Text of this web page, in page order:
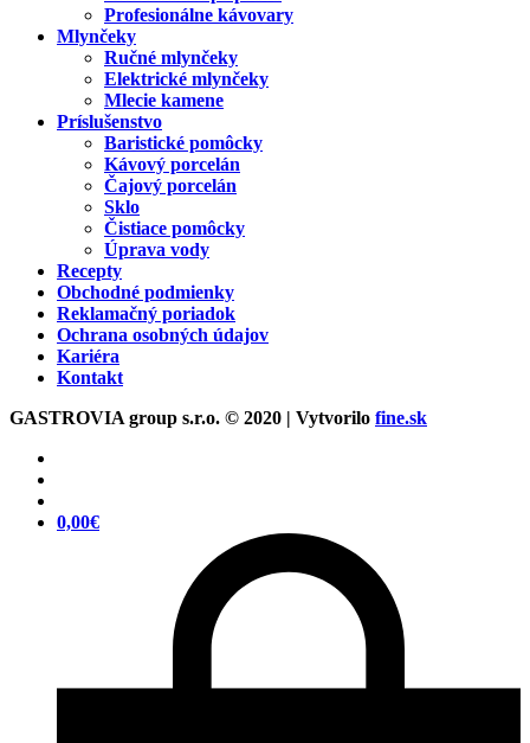
Profesionálne kávovary
Mlynčeky
Ručné mlynčeky
Elektrické mlynčeky
Mlecie kamene
Príslušenstvo
Baristické pomôcky
Kávový porcelán
Čajový porcelán
Sklo
Čistiace pomôcky
Úprava vody
Recepty
Obchodné podmienky
Reklamačný poriadok
Ochrana osobných údajov
Kariéra
Kontakt
GASTROVIA group s.r.o. © 2020 | Vytvorilo fine.sk
0,00€